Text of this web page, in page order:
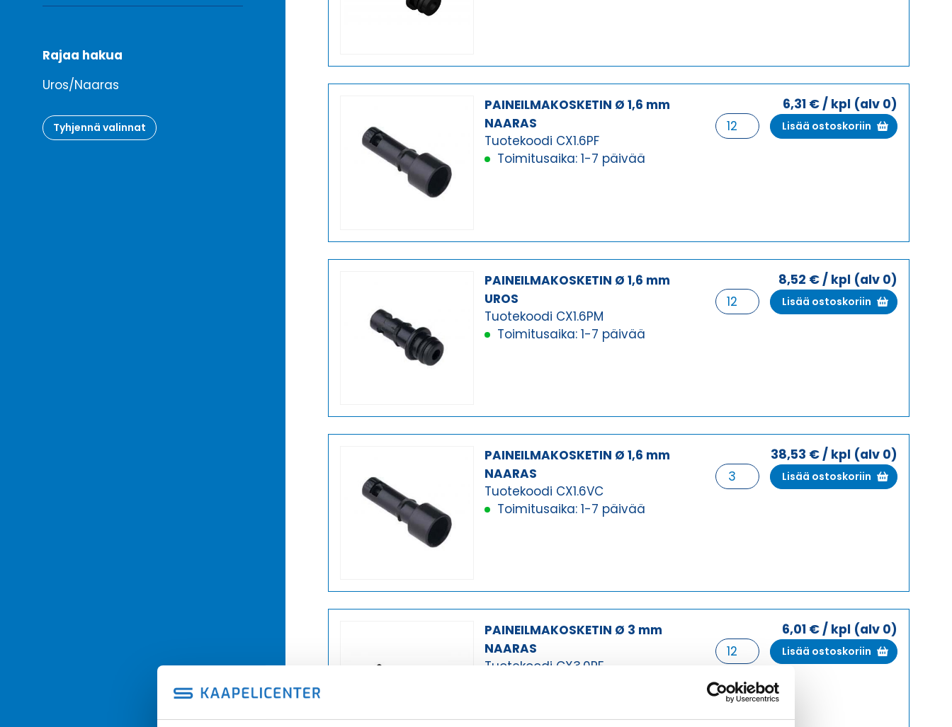
Rajaa hakua
Uros/Naaras
Tyhjennä valinnat
PAINEILMAKOSKETIN Ø 1,6 mm
NAARAS
Tuotekoodi CX1.6PF
Toimitusaika: 1-7 päivää
6,31 €/ kpl (alv 0)
PAINEILMAKOSKETIN
Ø
Lisää ostoskoriin
PAINEILMAKOSKETIN Ø 1,6 mm
UROS
Tuotekoodi CX1.6PM
Toimitusaika: 1-7 päivää
8,52 €/ kpl (alv 0)
PAINEILMAKOSKETIN
Ø
Lisää ostoskoriin
PAINEILMAKOSKETIN Ø 1,6 mm
NAARAS
Tuotekoodi CX1.6VC
Toimitusaika: 1-7 päivää
38,53 €/ kpl (alv 0)
PAINEILMAKOSKETIN
Ø
Lisää ostoskoriin
PAINEILMAKOSKETIN Ø 3 mm
NAARAS
Tuotekoodi CX3.0PF
6,01 €/ kpl (alv 0)
PAINEILMAKOSKETIN
Ø
3
mm
NAARAS
Lisää ostoskoriin